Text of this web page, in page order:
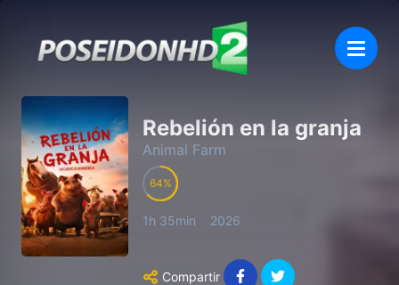
Rebelión en la granja
Animal Farm
64
1h 35min 2026
Compartir